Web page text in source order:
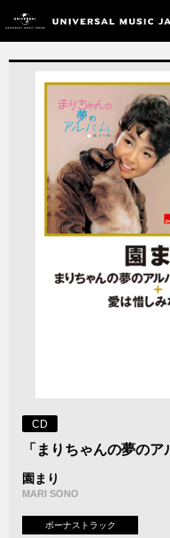
CD
「まりちゃんの夢の
園まり
MARI SONO
ボーナストラック